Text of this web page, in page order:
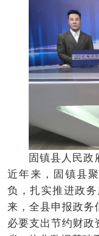
固镇县人民政
近年来，固镇县
负，扎实推进政
来，全县申报政务
必要支出节约财政